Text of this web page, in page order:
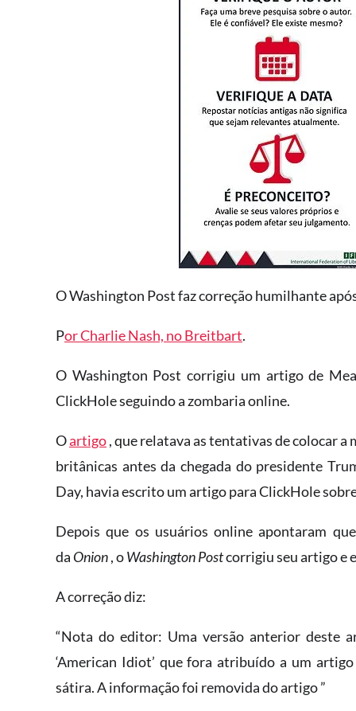
O Washington Post faz correção humilhante
Por Charlie Nash, no Breitbart.
O Washington Post corrigiu um artigo de
ClickHole seguindo a zombaria online.
Oartigo, que relatava as tentativas de colocar a
britânicas antes da chegada do presidente
Day, havia escrito um artigo para ClickHole
Depois que os usuários online apontaram
da Onion, oWashington Postcorrigiu seu artigo e
A correção diz:
“Nota do editor: Uma versão anterior deste
‘American Idiot’ que fora atribuído a um
sátira. A informação foi removida do artigo ”